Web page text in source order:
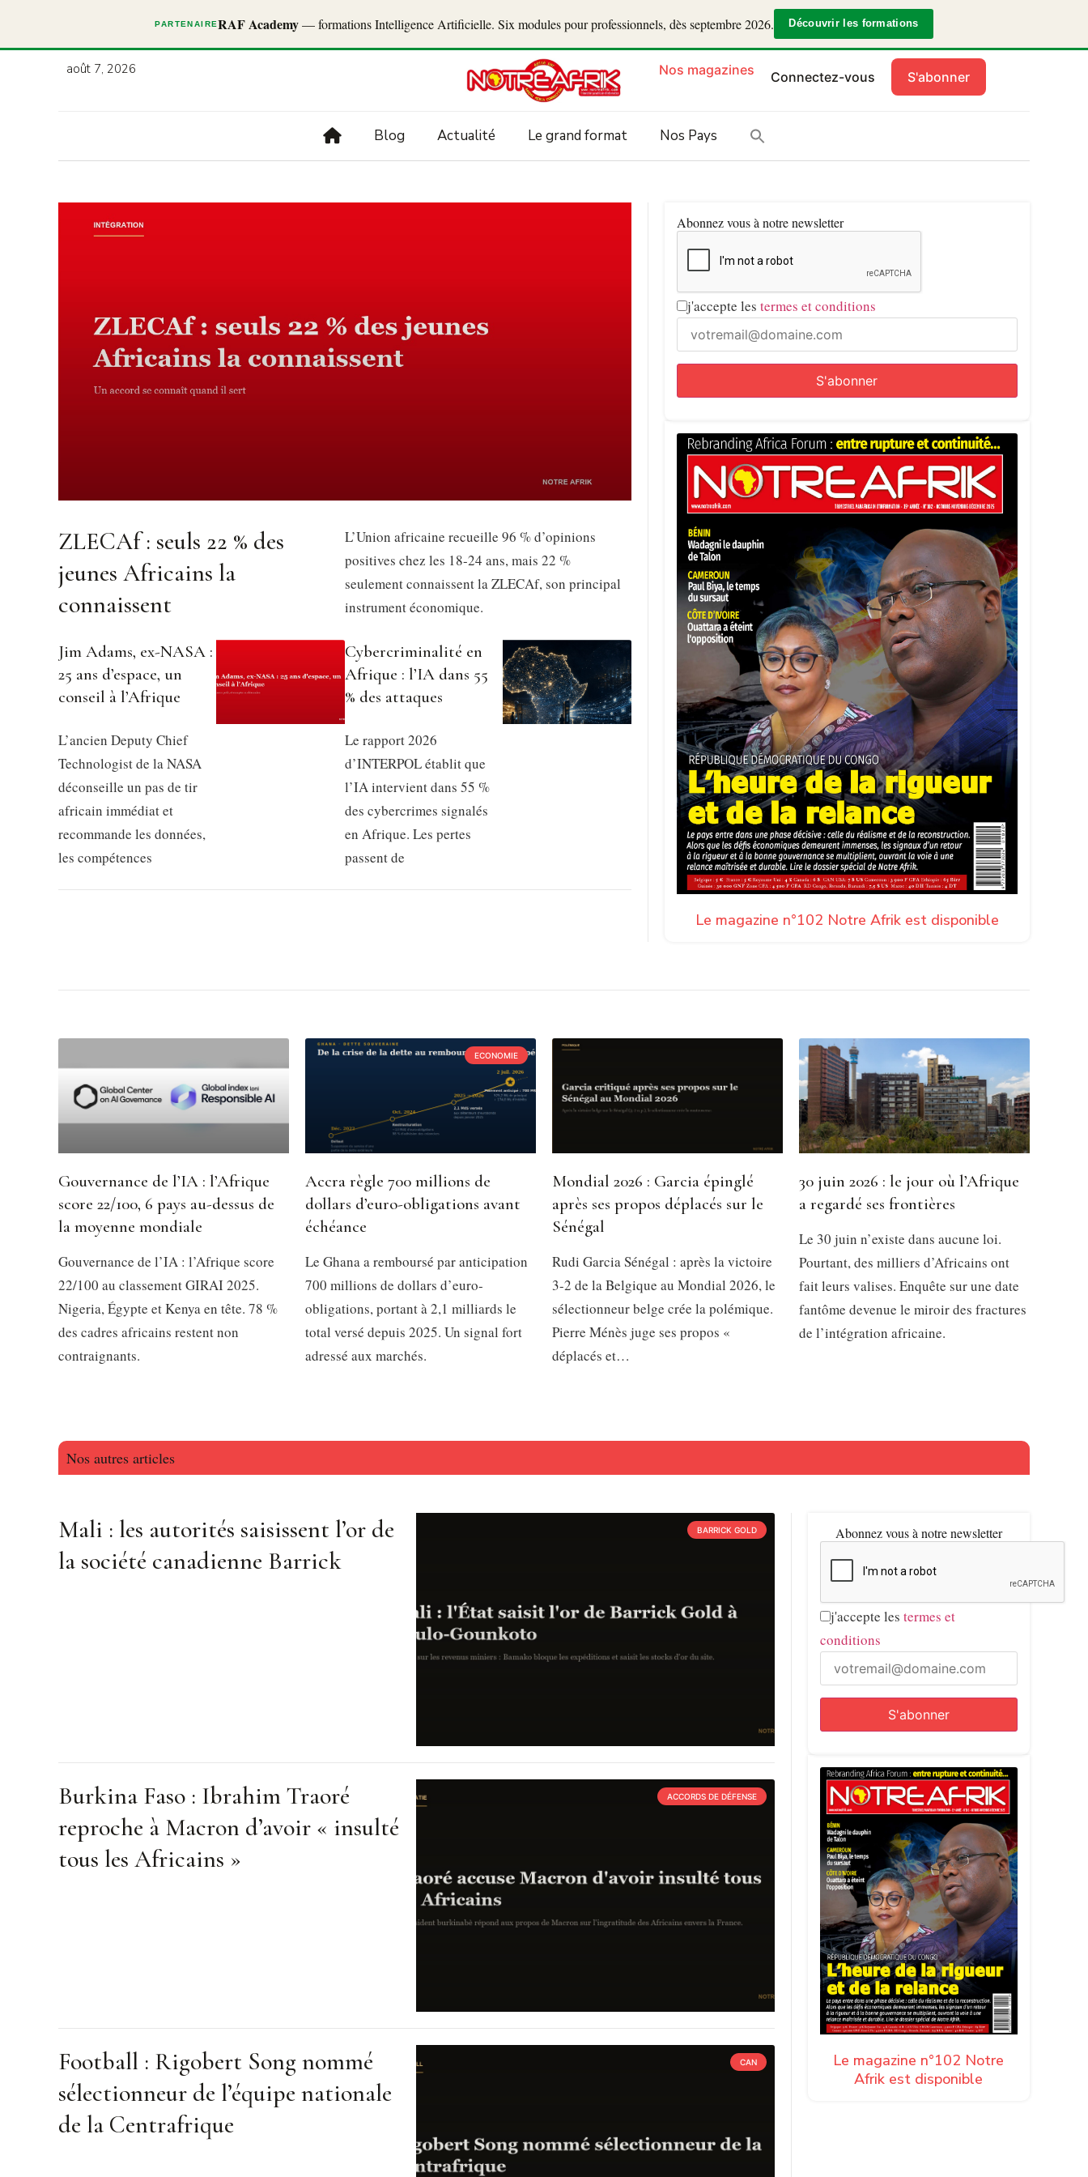
PARTENAIRERAF Academy— formations Intelligence Artificielle. Six modules pour professionnels, dès septembre 2026. Découvrir les formations
août 7, 2026 Nos magazines Connectez-vous S'abonner
Blog Actualité Le grand format Nos Pays
ZLECAf : seuls 22 % des
jeunes Africains la
connaissent
L’Union africaine recueille 96 % d’opinions
positives chez les 18-24 ans, mais 22 %
seulement connaissent la ZLECAf, son principal
instrument économique.
Jim Adams, ex-NASA :
25 ans d’espace, un
conseil à l’Afrique
L’ancien Deputy Chief
Technologist de la NASA
déconseille un pas de tir
africain immédiat et
recommande les données,
les compétences
Cybercriminalité en
Afrique : l’IA dans 55
% des attaques
Le rapport 2026
d’INTERPOL établit que
l’IA intervient dans 55 %
des cybercrimes signalés
en Afrique. Les pertes
passent de
Abonnez vous à notre newsletter
j'accepte les termes et conditions
Le magazine n°102 Notre Afrik est disponible
Gouvernance de l’IA : l’Afrique
score 22/100, 6 pays au-dessus de
la moyenne mondiale
Gouvernance de l’IA : l’Afrique score
22/100 au classement GIRAI 2025.
Nigeria, Égypte et Kenya en tête. 78 %
des cadres africains restent non
contraignants.
ECONOMIE
Accra règle 700 millions de
dollars d’euro-obligations avant
échéance
Le Ghana a remboursé par anticipation
700 millions de dollars d’euro-
obligations, portant à 2,1 milliards le
total versé depuis 2025. Un signal fort
adressé aux marchés.
Mondial 2026 : Garcia épinglé
après ses propos déplacés sur le
Sénégal
Rudi Garcia Sénégal : après la victoire
3-2 de la Belgique au Mondial 2026, le
sélectionneur belge crée la polémique.
Pierre Ménès juge ses propos «
déplacés et…
30 juin 2026 : le jour où l’Afrique
a regardé ses frontières
Le 30 juin n’existe dans aucune loi.
Pourtant, des milliers d’Africains ont
fait leurs valises. Enquête sur une date
fantôme devenue le miroir des fractures
de l’intégration africaine.
Nos autres articles
BARRICK GOLD
Mali : les autorités saisissent l’or de
la société canadienne Barrick
ACCORDS DE DÉFENSE
Burkina Faso : Ibrahim Traoré
reproche à Macron d’avoir « insulté
tous les Africains »
CAN
Football : Rigobert Song nommé
sélectionneur de l’équipe nationale
de la Centrafrique
Abonnez vous à notre newsletter
j'accepte les termes et
conditions
Le magazine n°102 Notre
Afrik est disponible